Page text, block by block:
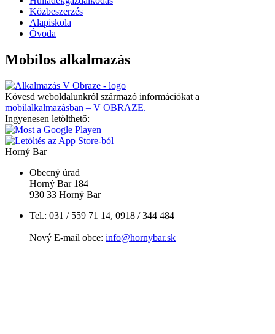
Közbeszerzés
Alapiskola
Óvoda
Mobilos alkalmazás
Kövesd weboldalunkról származó információkat a
mobilalkalmazásban – V OBRAZE.
Ingyenesen letölthető:
Horný Bar
Obecný úrad
Horný Bar 184
930 33 Horný Bar
Tel.: 031 / 559 71 14, 0918 / 344 484
Nový E-mail obce: info@hornybar.sk